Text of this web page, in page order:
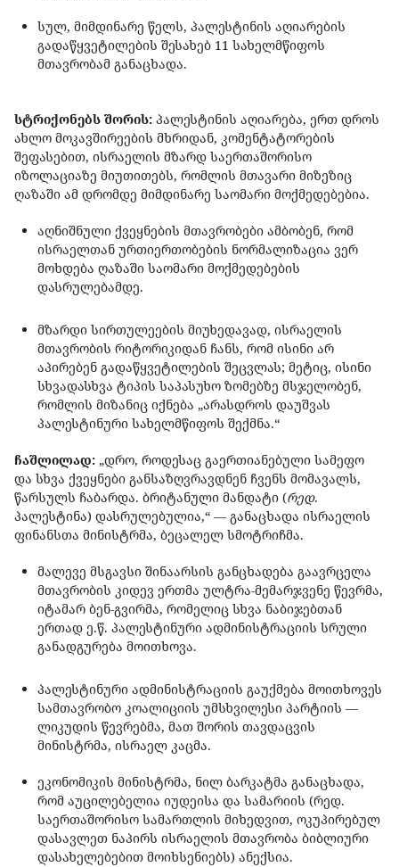
სულ, მიმდინარე წელს, პალესტინის აღიარების
გადაწყვეტილების შესახებ 11 სახელმწიფოს
მთავრობამ განაცხადა.
სტრიქონებს შორის: პალესტინის აღიარება, ერთ დროს
ახლო მოკავშირეების მხრიდან, კომენტატორების
შეფასებით, ისრაელის მზარდ საერთაშორისო
იზოლაციაზე მიუთითებს, რომლის მთავარი მიზეზიც
ღაზაში ამ დრომდე მიმდინარე საომარი მოქმედებებია.
აღნიშნული ქვეყნების მთავრობები ამბობენ, რომ
ისრაელთან ურთიერთობების ნორმალიზაცია ვერ
მოხდება ღაზაში საომარი მოქმედებების
დასრულებამდე.
მზარდი სირთულეების მიუხედავად, ისრაელის
მთავრობის რიტორიკიდან ჩანს, რომ ისინი არ
აპირებენ გადაწყვეტილების შეცვლას; მეტიც, ისინი
სხვადასხვა ტიპის საპასუხო ზომებზე მსჯელობენ,
რომლის მიზანიც იქნება „არასდროს დაუშვას
პალესტინური სახელმწიფოს შექმნა.“
ჩაშლილად: „დრო, როდესაც გაერთიანებული სამეფო
და სხვა ქვეყნები განსაზღვრავდნენ ჩვენს მომავალს,
წარსულს ჩაბარდა. ბრიტანული მანდატი (რედ.
პალესტინა) დასრულებულია,“ — განაცხადა ისრაელის
ფინანსთა მინისტრმა, ბეცალელ სმოტრიჩმა.
მალევე მსგავსი შინაარსის განცხადება გაავრცელა
მთავრობის კიდევ ერთმა ულტრა-მემარჯვენე წევრმა,
იტამარ ბენ-გვირმა, რომელიც სხვა ნაბიჯებთან
ერთად ე.წ. პალესტინური ადმინისტრაციის სრული
განადგურება მოითხოვა.
პალესტინური ადმინისტრაციის გაუქმება მოითხოვეს
სამთავრობო კოალიციის უმსხვილესი პარტიის —
ლიკუდის წევრებმა, მათ შორის თავდაცვის
მინისტრმა, ისრაელ კაცმა.
ეკონომიკის მინისტრმა, ნილ ბარკატმა განაცხადა,
რომ აუცილებელია იუდეისა და სამარიის (რედ.
საერთაშორისო სამართლის მიხედვით, ოკუპირებულ
დასავლეთ ნაპირს ისრაელის მთავრობა ბიბლიური
დასახელებებით მოიხსენიებს) ანექსია.